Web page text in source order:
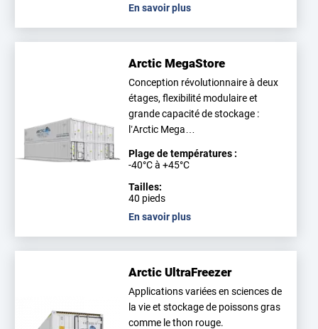
En savoir plus
Arctic MegaStore
Conception révolutionnaire à deux
étages, flexibilité modulaire et
grande capacité de stockage :
l’Arctic Mega…
Plage de températures :
-40°C à +45°C
Tailles:
40 pieds
En savoir plus
Arctic UltraFreezer
Applications variées en sciences de
la vie et stockage de poissons gras
comme le thon rouge.